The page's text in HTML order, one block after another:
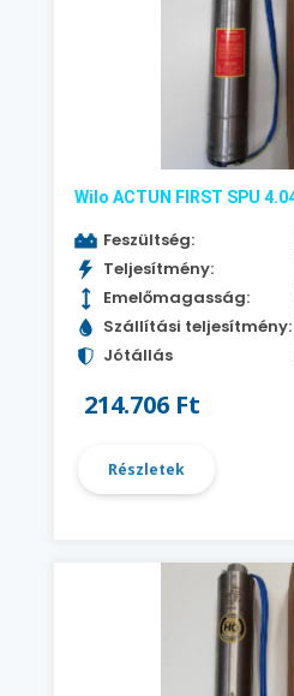
Wilo ACTUN FIRST SPU
Feszültség:
Teljesítmény:
Emelőmagasság:
Szállítási teljesítmény:
Jótállás
214.706 Ft
Részletek